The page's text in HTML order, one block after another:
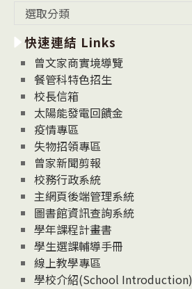
消
息
News
選取分類
快速連結 Links
曾文家商實境導覽
餐管科特色招生
校長信箱
太陽能發電回饋金
疫情專區
失物招領專區
曾家新聞剪報
校務行政系統
主網頁後端管理系統
圖書館資訊查詢系統
學年課程計畫書
學生選課輔導手冊
線上教學專區
學校介紹(School Introduction)